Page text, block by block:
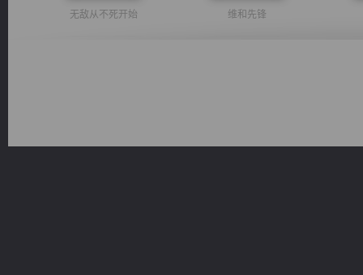
无敌从不死开始 维和先锋